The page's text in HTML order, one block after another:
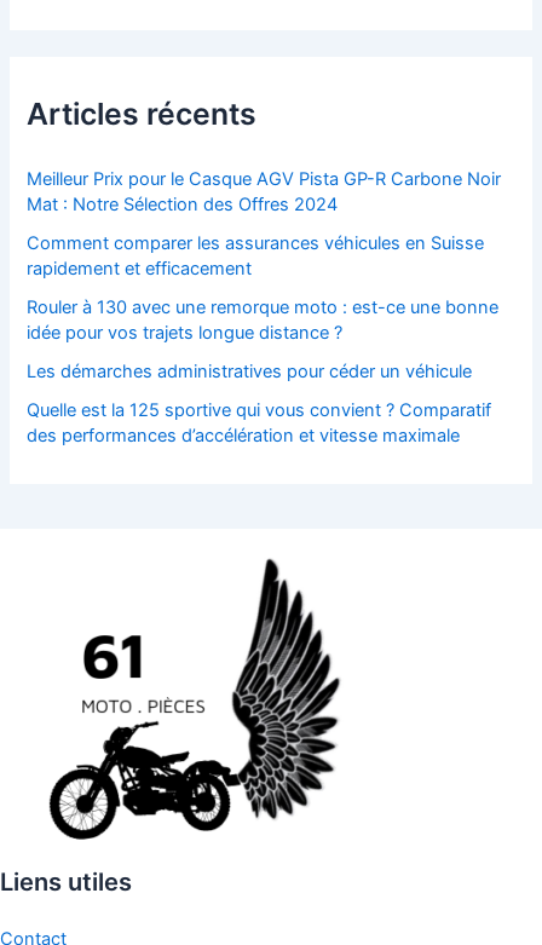
Articles récents
Meilleur Prix pour le Casque AGV Pista GP-R Carbone Noir
Mat : Notre Sélection des Offres 2024
Comment comparer les assurances véhicules en Suisse
rapidement et efficacement
Rouler à 130 avec une remorque moto : est-ce une bonne
idée pour vos trajets longue distance ?
Les démarches administratives pour céder un véhicule
Quelle est la 125 sportive qui vous convient ? Comparatif
des performances d’accélération et vitesse maximale
Liens utiles
Contact